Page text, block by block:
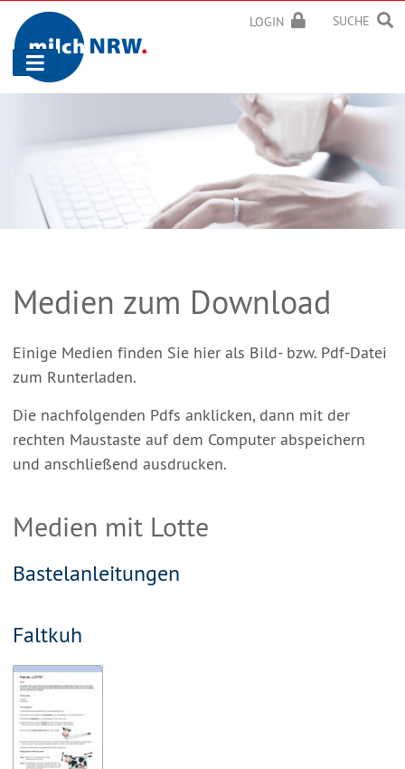
LOGIN SUCHE
Navigation
ein-/ausblenden
Medien zum Download
Einige Medien finden Sie hier als Bild- bzw. Pdf-Datei
zum Runterladen.
Die nachfolgenden Pdfs anklicken, dann mit der
rechten Maustaste auf dem Computer abspeichern
und anschließend ausdrucken.
Medien mit Lotte
Bastelanleitungen
Faltkuh